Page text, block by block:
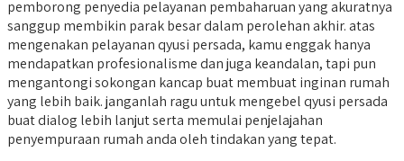
pemborong penyedia pelayanan pembaharuan yang akuratnya
sanggup membikin parak besar dalam perolehan akhir. atas
mengenakan pelayanan qyusi persada, kamu enggak hanya
mendapatkan profesionalisme dan juga keandalan, tapi pun
mengantongi sokongan kancap buat membuat inginan rumah
yang lebih baik. janganlah ragu untuk mengebel qyusi persada
buat dialog lebih lanjut serta memulai penjelajahan
penyempuraan rumah anda oleh tindakan yang tepat.